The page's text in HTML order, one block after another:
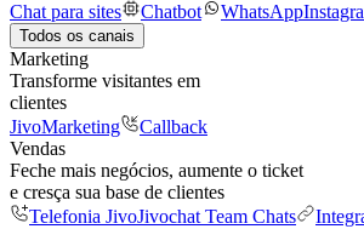
Chat para sites
Chatbot WhatsApp
Todos os canais
Marketing
Transforme visitantes em
clientes
JivoMarketing
Callback
Vendas
Feche mais negócios, aumente o ticket
e cresça sua base de clientes
Telefonia JivoJivochat Team Chats